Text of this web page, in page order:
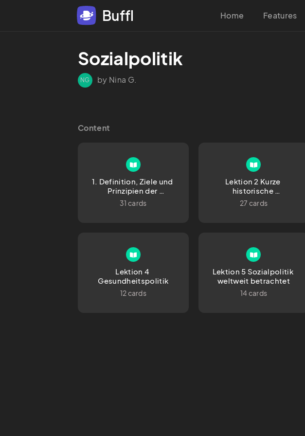
Buffl Home Features
Sozialpolitik
NG by Nina G.
Content
1. Definition, Ziele und
Prinzipien der
Sozialpolitik
31 cards
Lektion 2 Kurze
historische
Retroperspektive der
27 cards
Lektion 4
Gesundheitspolitik
12 cards
Lektion 5 Sozialpolitik
weltweit betrachtet
14 cards